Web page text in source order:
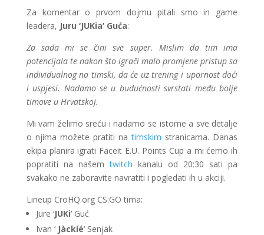
Za komentar o prvom dojmu pitali smo in game
leadera, Juru ‘JUKia’ Guća:
Za sada mi se čini sve super. Mislim da tim ima
potencijala te nakon što igrači malo promjene pristup sa
individualnog na timski, da će uz trening i upornost doći
i uspjesi. Nadamo se u budućnosti svrstati među bolje
timove u Hrvatskoj.
Mi vam želimo sreću i nadamo se istome a sve detalje
o njima možete pratiti natimskim stranicama. Danas
ekipa planira igrati Faceit E.U. Points Cup a mi ćemo ih
popratiti na našemtwitch kanalu od 20:30 sati pa
svakako ne zaboravite navratiti i pogledati ih u akciji.
Lineup CroHQ.org CS:GO tima:
Jure ‘JUKi‘ Guć
Ivan ‘ Jàckíé‘ Senjak